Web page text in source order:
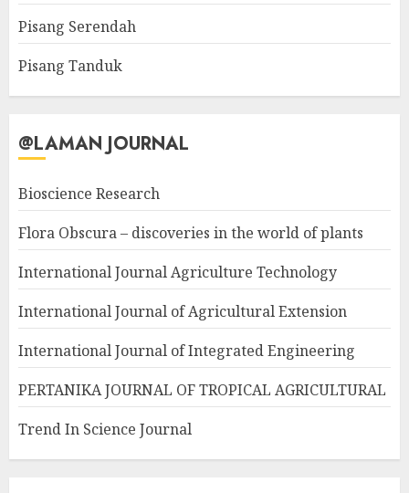
Pisang Serendah
Pisang Tanduk
@LAMAN JOURNAL
Bioscience Research
Flora Obscura – discoveries in the world of plants
International Journal Agriculture Technology
International Journal of Agricultural Extension
International Journal of Integrated Engineering
PERTANIKA JOURNAL OF TROPICAL AGRICULTURAL
Trend In Science Journal